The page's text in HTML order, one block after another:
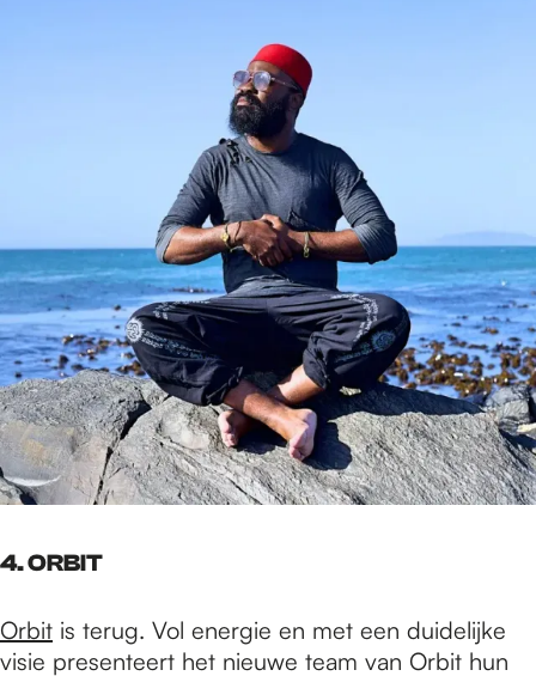
4.ORBIT
Orbit is terug. Vol energie en met een duidelijke
visie presenteert het nieuwe team van Orbit hun